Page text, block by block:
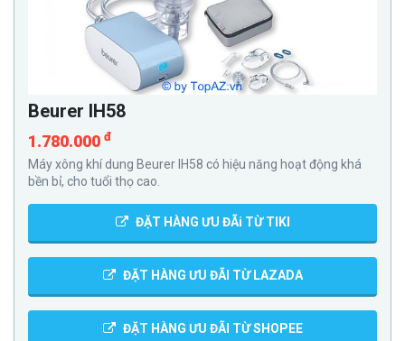
Beurer IH58
1.780.000 đ
Máy xông khí dung Beurer IH58 có hiệu năng hoạt động khá
bền bỉ, cho tuổi thọ cao.
ĐẶT HÀNG ƯU ĐÃi TỪ TIKI
ĐẶT HÀNG ƯU ĐÃI TỪ LAZADA
ĐẶT HÀNG ƯU ĐÃI TỪ SHOPEE